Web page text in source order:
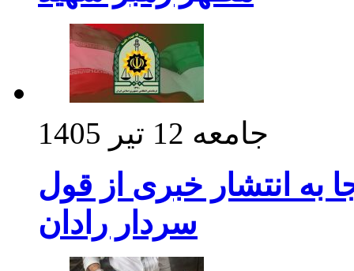
جامعه 12 تیر 1405
به انتشار خبری از قول
سردار رادان